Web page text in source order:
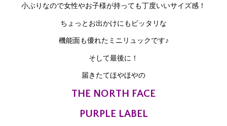
小ぶりなので女性やお子様が持っても丁度いいサイズ感！
ちょっとお出かけにもピッタリな
機能面も優れたミニリュックです♪
そして最後に！
届きたてほやほやの
THE NORTH FACE
PURPLE LABEL